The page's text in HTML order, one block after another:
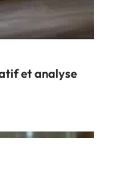
et analyse